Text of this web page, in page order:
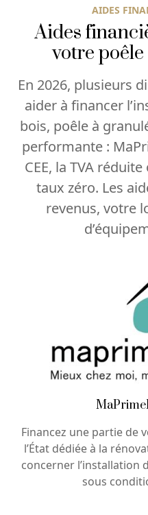
AIDES
Aides
votre
En 2026, plusieurs
aider à financer
bois, poêle à
performante :
CEE, la TVA
taux zéro. Les
revenus, votre
Financez une partie de
l’État dédiée à la
concerner l’installation
sous